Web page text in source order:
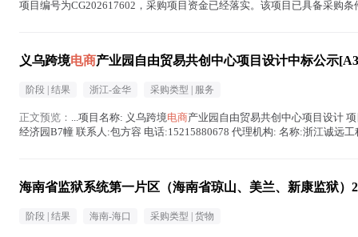
项目编号为CG202617602，采购项目资金已经落实。该项目已具备采购
义乌跨境电商产业园自由贸易共创中心项目设计中标公示
阶段 | 结果 浙江-金华 采购类型 | 服务
正文预览： ...项目名称: 义乌跨境电商产业园自由贸易共创中心项目设计
经济园B7幢 联系人:包方容 电话:15215880678 代理机构: 名称:浙江诚远
海南省监狱系统第一片区（海南省琼山、美兰、新康监狱）
阶段 | 结果 海南-海口 采购类型 | 货物